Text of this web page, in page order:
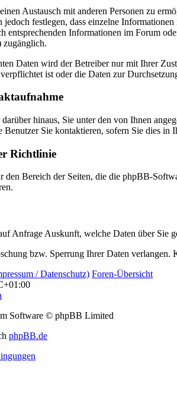
Austausch mit anderen Personen zu
festlegen, dass einzelne
entsprechenden Informationen im Forum
zugänglich.
Daten wird der Betreiber nur mit Ihrer
ist oder die Daten zur
darüber hinaus, Sie unter den von Ihnen
Benutzer Sie kontaktieren, sofern Sie dies in
Richtlinie
den Bereich der Seiten, die die phpBB-
Anfrage Auskunft, welche Daten über Sie
bzw. Sperrung Ihrer Daten verlangen.
/ Datenschutz) Foren-Übersicht
Software © phpBB Limited
phpBB.de